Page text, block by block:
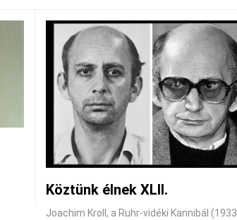
Köztünk élnek XLII.
Joachim Kroll, a Ruhr-vidéki Kannibál (1933.